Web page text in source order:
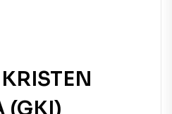
(GKI)